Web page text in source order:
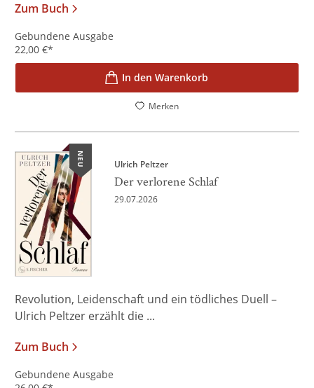
Zum Buch
Gebundene Ausgabe
22,00 €*
In den Warenkorb
Merken
NEU Ulrich Peltzer
Der verlorene Schlaf
29.07.2026
Revolution, Leidenschaft und ein tödliches Duell –
Ulrich Peltzer erzählt die ...
Zum Buch
Gebundene Ausgabe